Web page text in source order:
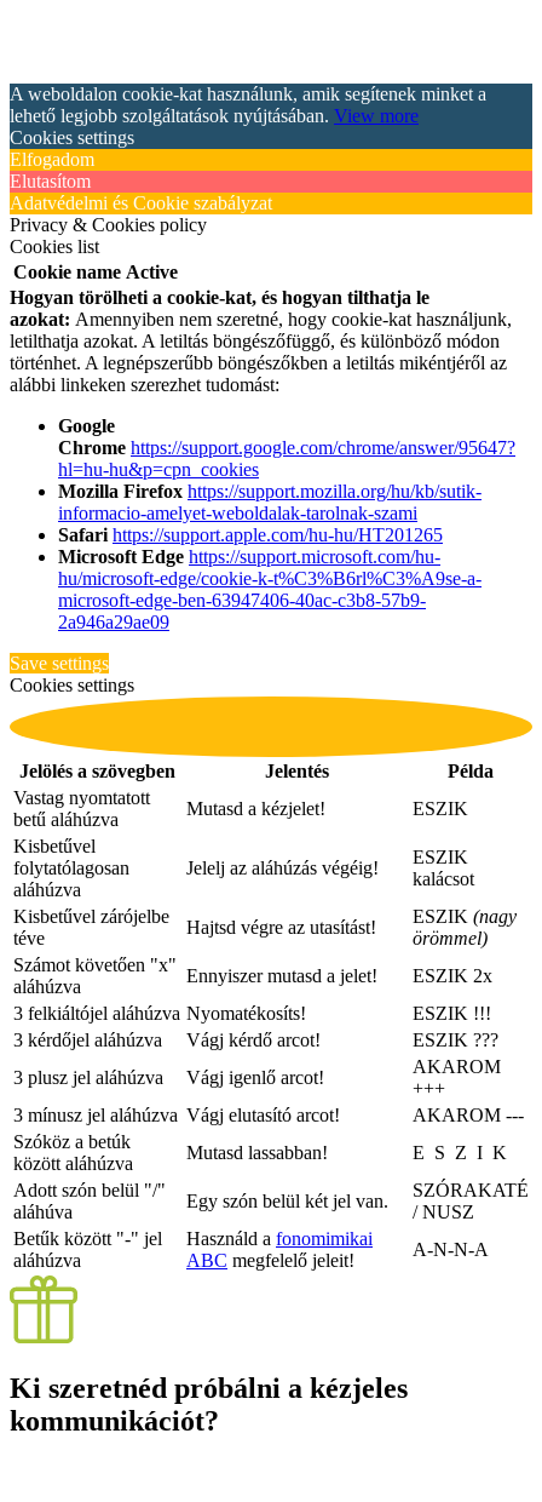
A weboldalon cookie-kat használunk, amik segítenek minket a
lehető legjobb szolgáltatások nyújtásában. View more
Cookies settings
Elfogadom
Elutasítom
Adatvédelmi és Cookie szabályzat
Privacy & Cookies policy
Cookies list
Cookie name Active
Hogyan törölheti a cookie-kat, és hogyan tilthatja le
azokat: Amennyiben nem szeretné, hogy cookie-kat használjunk,
letilthatja azokat. A letiltás böngészőfüggő, és különböző módon
történhet. A legnépszerűbb böngészőkben a letiltás mikéntjéről az
alábbi linkeken szerezhet tudomást:
Google
Chrome https://support.google.com/chrome/answer/95647?
hl=hu-hu&p=cpn_cookies
Mozilla Firefox https://support.mozilla.org/hu/kb/sutik-
informacio-amelyet-weboldalak-tarolnak-szami
Safari https://support.apple.com/hu-hu/HT201265
Microsoft Edge https://support.microsoft.com/hu-
hu/microsoft-edge/cookie-k-t%C3%B6rl%C3%A9se-a-
microsoft-edge-ben-63947406-40ac-c3b8-57b9-
2a946a29ae09
Save settings
Cookies settings
Jelölés a szövegben Jelentés
Példa
Vastag nyomtatott
betű aláhúzva
Mutasd a kézjelet!
ESZIK
Kisbetűvel
folytatólagosan
aláhúzva
Jelelj az aláhúzás végéig!
ESZIK
kalácsot
Kisbetűvel zárójelbe
téve
Hajtsd végre az utasítást!
ESZIK (nagy
örömmel)
Számot követően "x"
aláhúzva
Ennyiszer mutasd a jelet! ESZIK 2x
3 felkiáltójel aláhúzva Nyomatékosíts! ESZIK !!!
3 kérdőjel aláhúzva
Vágj kérdő arcot! ESZIK ???
3 plusz jel aláhúzva
Vágj igenlő arcot!
AKAROM
+++
3 mínusz jel aláhúzva Vágj elutasító arcot! AKAROM ---
Szóköz a betúk
között aláhúzva
Mutasd lassabban!
E S Z I K
Adott szón belül "/"
aláhúva
Egy szón belül két jel van.
SZÓRAKATÉ
/ NUSZ
Betűk között "-" jel
aláhúzva
Használd a fonomimikai
ABC megfelelő jeleit!
A-N-N-A
Ki szeretnéd próbálni a kézjeles
kommunikációt?